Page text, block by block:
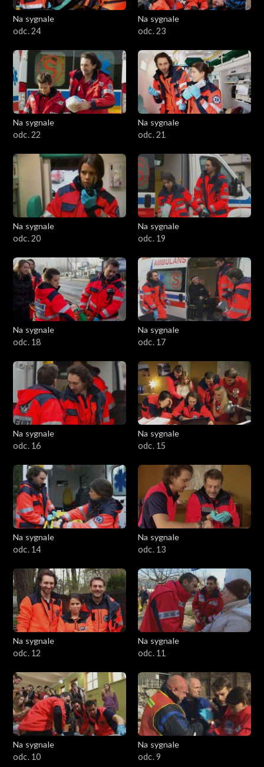
Na sygnale
odc. 24
Na sygnale
odc. 23
Na sygnale
odc. 22
Na sygnale
odc. 21
Na sygnale
odc. 20
Na sygnale
odc. 19
Na sygnale
odc. 18
Na sygnale
odc. 17
Na sygnale
odc. 16
Na sygnale
odc. 15
Na sygnale
odc. 14
Na sygnale
odc. 13
Na sygnale
odc. 12
Na sygnale
odc. 11
Na sygnale
odc. 10
Na sygnale
odc. 9